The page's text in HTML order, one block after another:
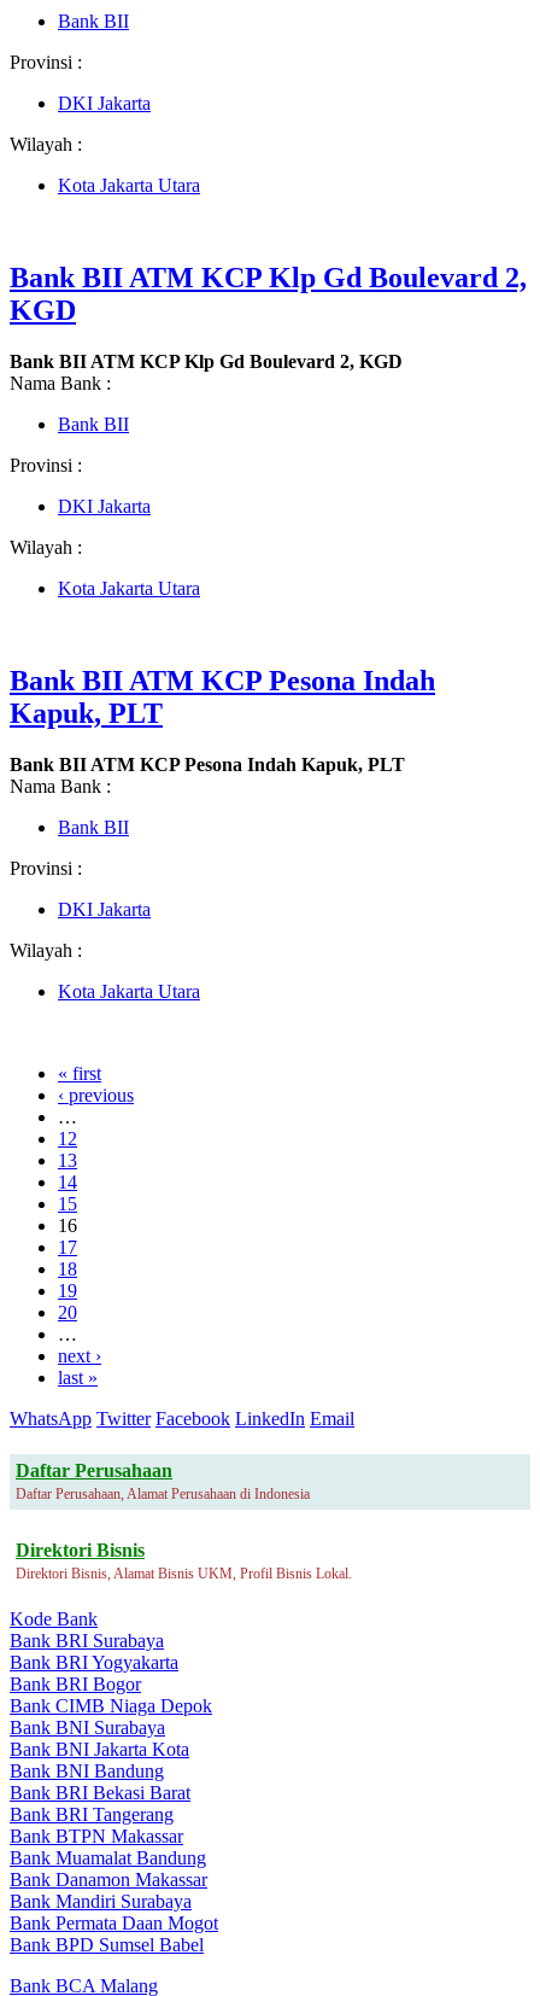
Bank BII
Provinsi :
DKI Jakarta
Wilayah :
Kota Jakarta Utara
Bank BII ATM KCP Klp Gd Boulevard 2,
KGD
Bank BII ATM KCP Klp Gd Boulevard 2, KGD
Nama Bank :
Bank BII
Provinsi :
DKI Jakarta
Wilayah :
Kota Jakarta Utara
Bank BII ATM KCP Pesona Indah
Kapuk, PLT
Bank BII ATM KCP Pesona Indah Kapuk, PLT
Nama Bank :
Bank BII
Provinsi :
DKI Jakarta
Wilayah :
Kota Jakarta Utara
« first
‹ previous
…
12
13
14
15
16
17
18
19
20
…
next ›
last »
WhatsApp Twitter Facebook LinkedIn Email
Daftar Perusahaan
Daftar Perusahaan, Alamat Perusahaan di Indonesia
Direktori Bisnis
Direktori Bisnis, Alamat Bisnis UKM, Profil Bisnis Lokal.
Kode Bank
Bank BRI Surabaya
Bank BRI Yogyakarta
Bank BRI Bogor
Bank CIMB Niaga Depok
Bank BNI Surabaya
Bank BNI Jakarta Kota
Bank BNI Bandung
Bank BRI Bekasi Barat
Bank BRI Tangerang
Bank BTPN Makassar
Bank Muamalat Bandung
Bank Danamon Makassar
Bank Mandiri Surabaya
Bank Permata Daan Mogot
Bank BPD Sumsel Babel
Bank BCA Malang